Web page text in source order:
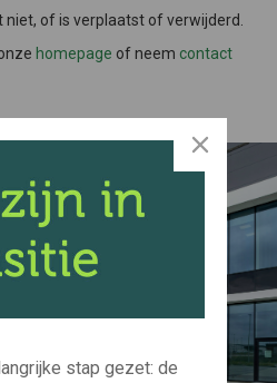
of is verplaatst of verwijderd.
homepage of neem contact
ons op de
naar uw project
stap gezet: de